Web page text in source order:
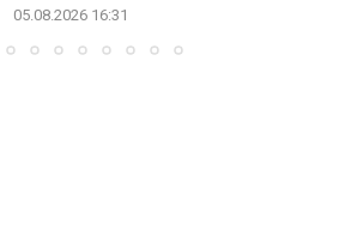
05.08.2026 16:31